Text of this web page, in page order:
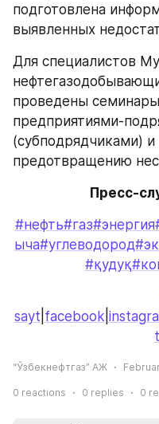
подготовлена
выявленных
Для специалистов
проведены
предприятиями-
(субподрядчиками)
предотвращению
Пресс-
#нефть#газ#энергия
ыча#углеводород
#қудуқ
sayt facebook
“Ўзбекнефтгаз” АЖ
0 reactions 0 replies 0